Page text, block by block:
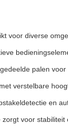
voor diverse
palen
verstelbare
en
voor